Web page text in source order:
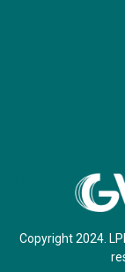
Copyright 2024.